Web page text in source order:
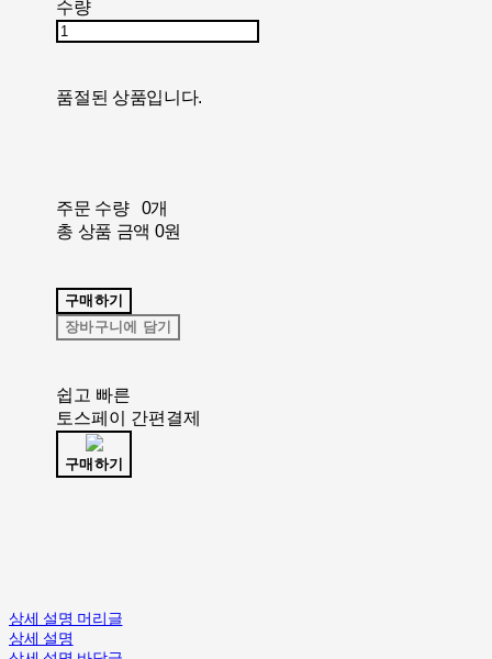
수량
품절된 상품입니다.
주문 수량
0개
총 상품 금액 0원
구매하기
장바구니에 담기
쉽고 빠른
토스페이 간편결제
구매하기
상세 설명 머리글
상세 설명